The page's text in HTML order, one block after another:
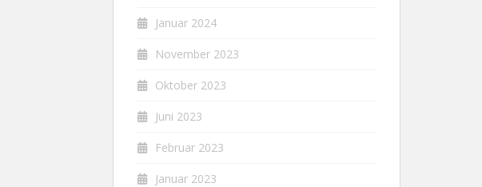
Januar 2024
November 2023
Oktober 2023
Juni 2023
Februar 2023
Januar 2023